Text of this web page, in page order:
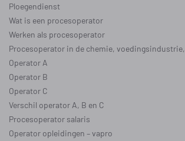
Ploegendienst
Wat is een procesoperator
Werken als procesoperator
Procesoperator in de chemie, voedingsindustrie,
Operator A
Operator B
Operator C
Verschil operator A, B en C
Procesoperator salaris
Operator opleidingen –vapro